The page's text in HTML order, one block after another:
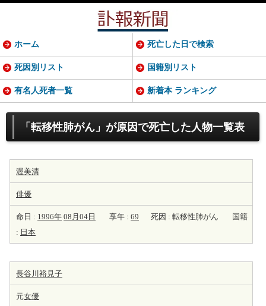
「転移性肺がん」が原因で死亡した人物一覧表
渥美清
俳優
命日 : 1996年 08月04日 享年 : 69 死因 : 転移性肺がん
国籍
: 日本
長谷川裕見子
元女優
ホーム 死亡した日で検索
死因別リスト 国籍別リスト
有名人死者一覧 新着本 ランキング